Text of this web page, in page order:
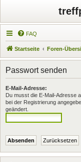
FAQ
Startseite Foren-
Passwort senden
E-Mail-Adresse:
Du musst die E-Mail-Adresse
bei der Registrierung
geändert.